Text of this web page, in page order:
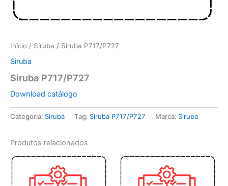
Início / Siruba / Siruba P717/P727
Siruba
Siruba P717/P727
Download catálogo
Categoria: Siruba Tag: Siruba P717/P727 Marca: Siruba
Produtos relacionados